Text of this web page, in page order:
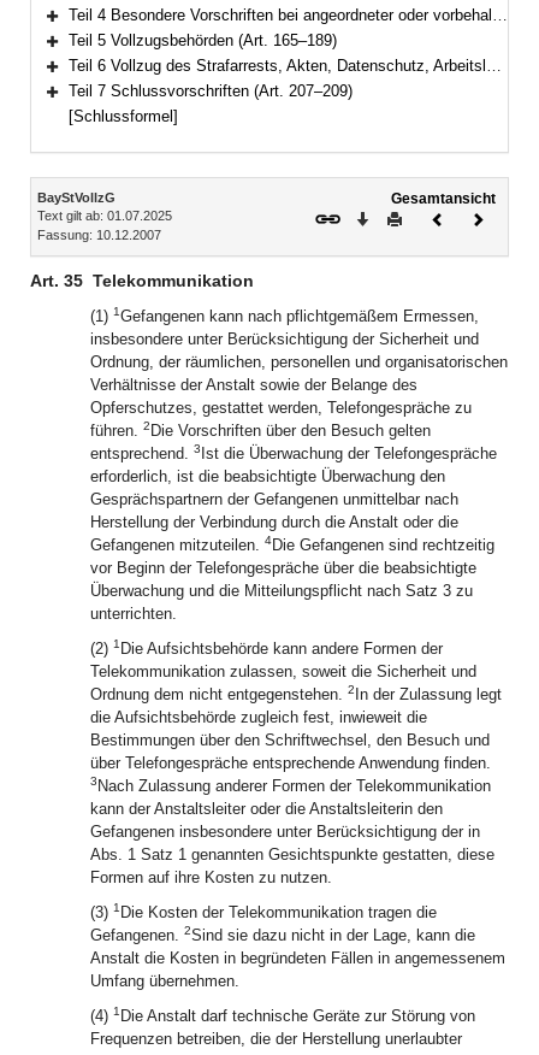
Bereich erweitern
Bereich erweitern
Teil 4 Besondere Vorschriften bei angeordneter oder vorbehaltener Sicherungsverwahrung (Art. 159–164)
Bereich erweitern
Teil 5 Vollzugsbehörden (Art. 165–189)
Bereich erweitern
Teil 6 Vollzug des Strafarrests, Akten, Datenschutz, Arbeitslosenversicherung (Art. 190–206)
Bereich erweitern
Teil 7 Schlussvorschriften (Art. 207–209)
[Schlussformel]
Inhalt
BayStVollzG
Text gilt ab: 01.07.2025
Fassung: 10.12.2007
Gesamtansicht
Download
DruckenVorheriges
Art. 35 Telekommunikation
(1) 1Gefangenen kann nach pflichtgemäßem Ermessen,
insbesondere unter Berücksichtigung der Sicherheit und
Ordnung, der räumlichen, personellen und organisatorischen
Verhältnisse der Anstalt sowie der Belange des
Opferschutzes, gestattet werden, Telefongespräche zu
führen. 2 Die Vorschriften über den Besuch gelten
entsprechend. 3 Ist die Überwachung der Telefongespräche
erforderlich, ist die beabsichtigte Überwachung den
Gesprächspartnern der Gefangenen unmittelbar nach
Herstellung der Verbindung durch die Anstalt oder die
Gefangenen mitzuteilen. 4Die Gefangenen sind rechtzeitig
vor Beginn der Telefongespräche über die beabsichtigte
Überwachung und die Mitteilungspflicht nach Satz 3 zu
unterrichten.
(2) 1 Die Aufsichtsbehörde kann andere Formen der
Telekommunikation zulassen, soweit die Sicherheit und
Ordnung dem nicht entgegenstehen. 2 In der Zulassung legt
die Aufsichtsbehörde zugleich fest, inwieweit die
Bestimmungen über den Schriftwechsel, den Besuch und
über Telefongespräche entsprechende Anwendung finden.
3 Nach Zulassung anderer Formen der Telekommunikation
kann der Anstaltsleiter oder die Anstaltsleiterin den
Gefangenen insbesondere unter Berücksichtigung der in
Abs. 1 Satz 1 genannten Gesichtspunkte gestatten, diese
Formen auf ihre Kosten zu nutzen.
(3) 1 Die Kosten der Telekommunikation tragen die
Gefangenen. 2Sind sie dazu nicht in der Lage, kann die
Anstalt die Kosten in begründeten Fällen in angemessenem
Umfang übernehmen.
(4) 1 Die Anstalt darf technische Geräte zur Störung von
Frequenzen betreiben, die der Herstellung unerlaubter